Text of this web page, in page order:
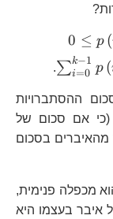
0 ≤ p (
∑i=0
k−1 p (
.
ההסתברויות
אם סכום של
ייתכן שאחד מהאיברים בסכום
מכפלה פנימית,
איבר בעצמו היא